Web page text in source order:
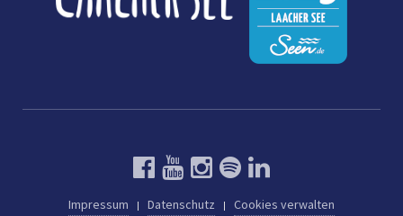
Impressum Datenschutz Cookies verwalten